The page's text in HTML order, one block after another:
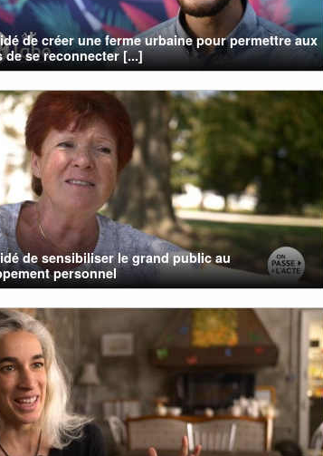
de créer une ferme urbaine pour permettre aux
de se reconnecter [...]
de sensibiliser le grand public au
personnel